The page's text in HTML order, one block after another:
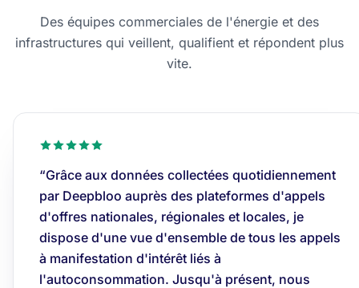
Des équipes commerciales de l'énergie et des
infrastructures qui veillent, qualifient et répondent plus
vite.
“Grâce aux données collectées quotidiennement
par Deepbloo auprès des plateformes d'appels
d'offres nationales, régionales et locales, je
dispose d'une vue d'ensemble de tous les appels
à manifestation d'intérêt liés à
l'autoconsommation. Jusqu'à présent, nous